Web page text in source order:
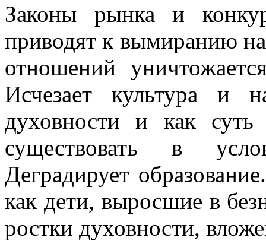
Законы рынка и
приводят к вымиранию
отношений
Исчезает культура и
духовности и как
существовать в
Деградирует
как дети, выросшие в
ростки духовности,